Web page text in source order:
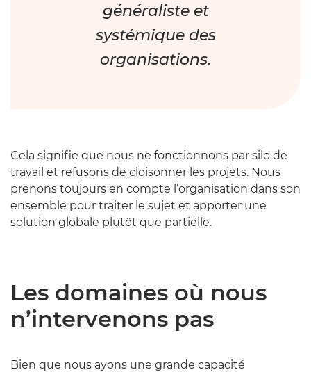
généraliste et
systémique des
organisations.
Cela signifie que nous ne fonctionnons par silo de
travail et refusons de cloisonner les projets. Nous
prenons toujours en compte l’organisation dans son
ensemble pour traiter le sujet et apporter une
solution globale plutôt que partielle.
Les domaines où nous
n’intervenons pas
Bien que nous ayons une grande capacité